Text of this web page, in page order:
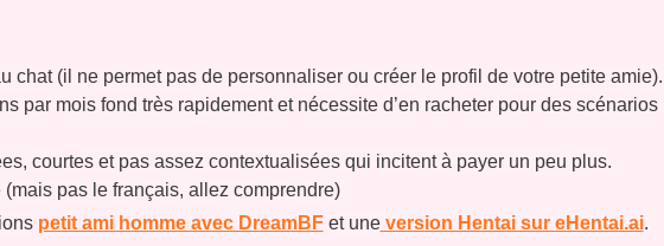
chat (il ne permet pas de personnaliser ou créer le profil de votre petite amie).
par mois fond très rapidement et nécessite d’en racheter pour des scénarios
courtes et pas assez contextualisées qui incitent à payer un peu plus.
pas le français, allez comprendre)
petit ami homme avec DreamBFet uneversion Hentai sur eHentai.ai.